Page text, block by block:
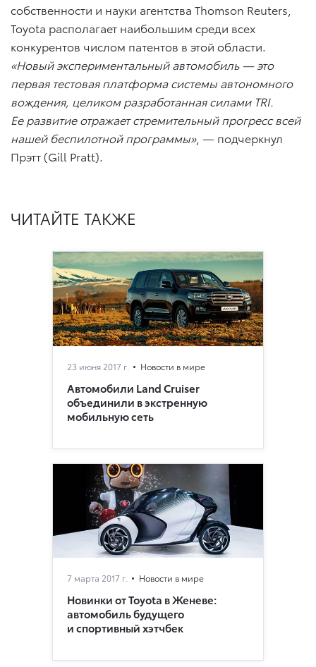
собственности и науки агентства Thomson Reuters,
Toyota располагает наибольшим среди всех
конкурентов числом патентов в этой области.
«Новый экспериментальный автомобиль — это
первая тестовая платформа системы автономного
вождения, целиком разработанная силами TRI.
Ее развитие отражает стремительный прогресс всей
нашей беспилотной программы», — подчеркнул
Прэтт (Gill Pratt).
ЧИТАЙТЕ ТАКЖЕ
23 июня 2017 г. Новости в мире
Автомобили Land Cruiser
объединили в экстренную
мобильную сеть
7 марта 2017 г. Новости в мире
Новинки от Toyota в Женеве:
автомобиль будущего
и спортивный хэтчбек